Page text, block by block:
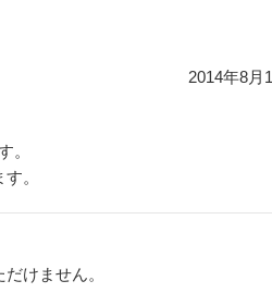
2014年8月
。
。
けません。